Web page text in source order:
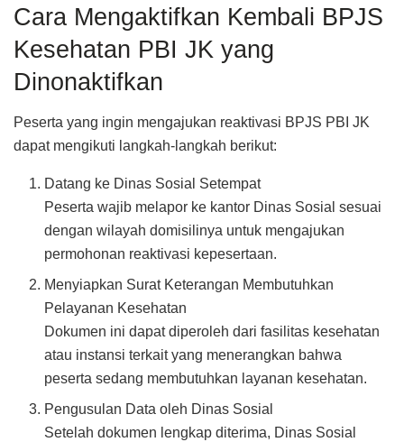
Cara Mengaktifkan Kembali BPJS
Kesehatan PBI JK yang
Dinonaktifkan
Peserta yang ingin mengajukan reaktivasi BPJS PBI JK
dapat mengikuti langkah-langkah berikut:
Datang ke Dinas Sosial Setempat
Peserta wajib melapor ke kantor Dinas Sosial sesuai
dengan wilayah domisilinya untuk mengajukan
permohonan reaktivasi kepesertaan.
Menyiapkan Surat Keterangan Membutuhkan
Pelayanan Kesehatan
Dokumen ini dapat diperoleh dari fasilitas kesehatan
atau instansi terkait yang menerangkan bahwa
peserta sedang membutuhkan layanan kesehatan.
Pengusulan Data oleh Dinas Sosial
Setelah dokumen lengkap diterima, Dinas Sosial